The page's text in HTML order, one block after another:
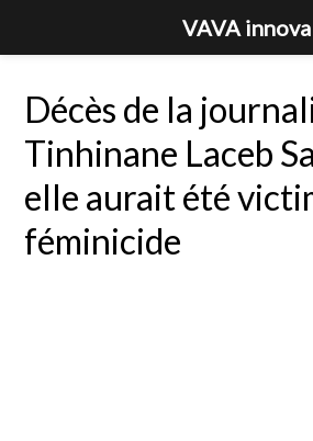
Décès de la
Tinhinane Laceb
elle aurait été
féminicide
VAVA innova